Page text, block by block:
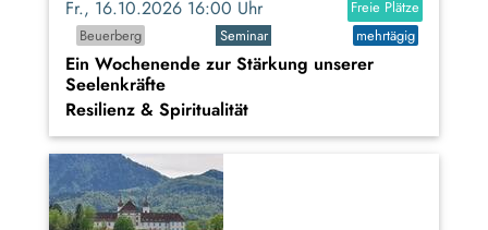
Fr., 16.10.2026 16:00 Uhr
Freie Plätze
Beuerberg
Seminar mehrtägig
Ein Wochenende zur Stärkung unserer
Seelenkräfte
Resilienz & Spiritualität